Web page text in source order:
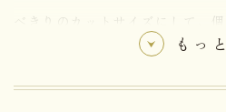
べきりのカットサイズにして、
もっ